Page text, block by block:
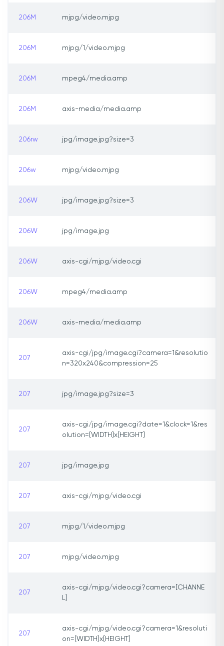
206M mjpg/video.mjpg
206M mjpg/1/video.mjpg
206M mpeg4/media.amp
206M axis-media/media.amp
206rw jpg/image.jpg?size=3
206w mjpg/video.mjpg
206W jpg/image.jpg?size=3
206W jpg/image.jpg
206W axis-cgi/mjpg/video.cgi
206W mpeg4/media.amp
206W axis-media/media.amp
207
axis-cgi/jpg/image.cgi?camera=1&resolutio
n=320x240&compression=25
207 jpg/image.jpg?size=3
207
axis-cgi/jpg/image.cgi?date=1&clock=1&res
olution=[WIDTH]x[HEIGHT]
207 jpg/image.jpg
207 axis-cgi/mjpg/video.cgi
207 mjpg/1/video.mjpg
207 mjpg/video.mjpg
207
axis-cgi/mjpg/video.cgi?camera=[CHANNE
L]
207
axis-cgi/mjpg/video.cgi?camera=1&resoluti
on=[WIDTH]x[HEIGHT]